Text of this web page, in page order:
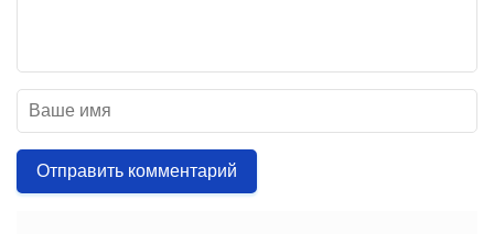
Отправить комментарий